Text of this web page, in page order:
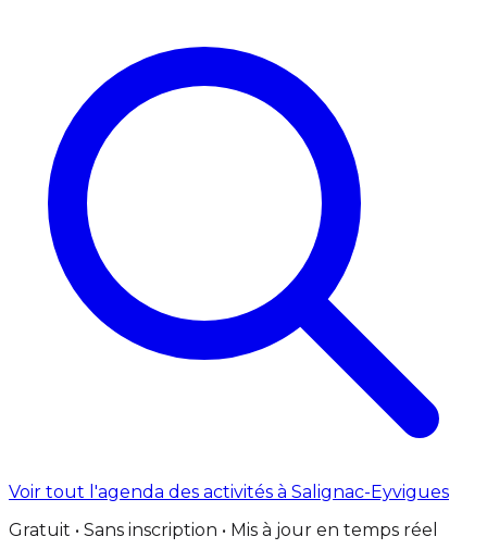
Voir tout l'agenda des activités à Salignac-Eyvigues
Gratuit • Sans inscription • Mis à jour en temps réel